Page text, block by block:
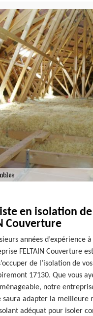
en isolation
Couverture
années d’expérience
FELTAIN Couverture
de l’isolation de
17130. Que vous
notre entreprise
saura adapter la meilleure
adéquat pour isoler